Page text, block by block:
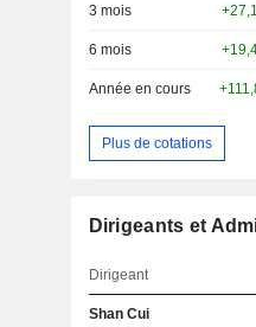
3 mois
6 mois
Année en cours
Plus de cotations
Dirigeants et
Dirigeant
Shan Cui